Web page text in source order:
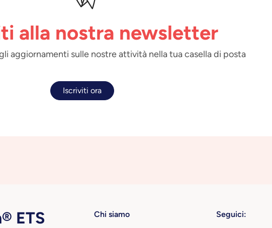
alla nostra newsletter
aggiornamenti sulle nostre attività nella tua casella di posta
Iscriviti ora
ETS Chi siamo Seguici: